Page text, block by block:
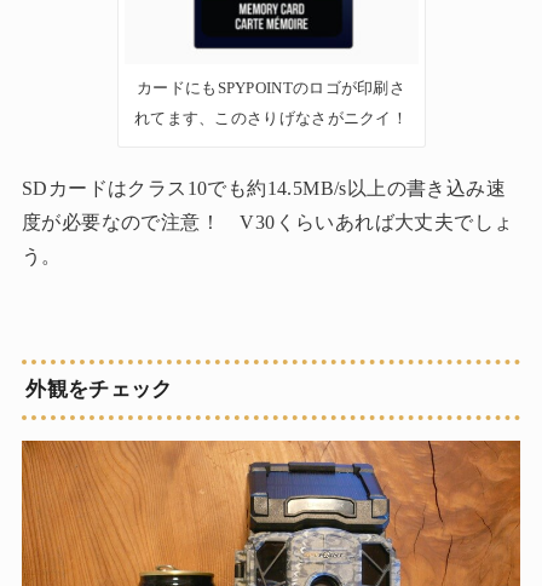
カードにもSPYPOINTのロゴが印刷さ
れてます、このさりげなさがニクイ！
SDカードはクラス10でも約14.5MB/s以上の書き込み速
度が必要なので注意！ V30くらいあれば大丈夫でしょ
う。
外観をチェック